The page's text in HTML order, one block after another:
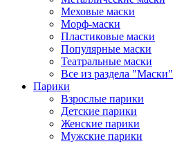
Меховые маски
Морф-маски
Пластиковые маски
Популярные маски
Театральные маски
Все из раздела "Маски"
Парики
Взрослые парики
Детские парики
Женские парики
Мужские парики